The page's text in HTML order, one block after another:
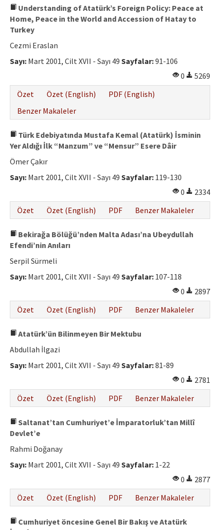
Understanding of Atatürk’s Foreign Policy: Peace at
Home, Peace in the World and Accession of Hatay to
Turkey
Cezmi Eraslan
Sayı: Mart 2001, Cilt XVII - Sayı 49 Sayfalar:91-106
0
5269
Özet
Özet (English)
PDF (English)
Benzer Makaleler
Türk Edebiyatında Mustafa Kemal (Atatürk) İsminin
Yer Aldığı İlk “Manzum” ve “Mensur” Esere Dâir
Ömer Çakır
Sayı: Mart 2001, Cilt XVII - Sayı 49 Sayfalar: 119-130
0
2334
Özet
Özet (English) PDF Benzer Makaleler
Bekirağa Bölüğü’nden Malta Adası’na Ubeydullah
Efendi’nin Anıları
Serpil Sürmeli
Sayı: Mart 2001, Cilt XVII - Sayı 49 Sayfalar: 107-118
0
2897
Özet
Özet (English) PDF Benzer Makaleler
Atatürk’ün Bilinmeyen Bir Mektubu
Abdullah İlgazi
Sayı: Mart 2001, Cilt XVII - Sayı 49 Sayfalar:81-89
0
2781
Özet
Özet (English) PDF Benzer Makaleler
Saltanat’tan Cumhuriyet’e İmparatorluk’tan Millî
Devlet’e
Rahmi Doğanay
Sayı: Mart 2001, Cilt XVII - Sayı 49 Sayfalar: 1-22
0
2877
Özet
Özet (English) PDF Benzer Makaleler
Cumhuriyet öncesine Genel Bir Bakış ve Atatürk